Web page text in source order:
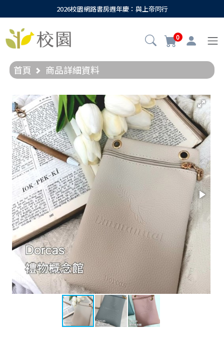
2026校園網路書房週年慶：與上帝同行
0
首頁 商品詳細資料